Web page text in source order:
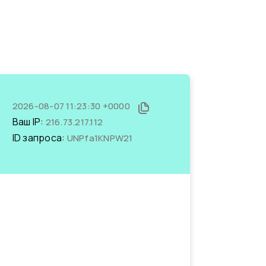
2026-08-07 11:23:30 +0000
Ваш IP: 216.73.217.112
ID запроса: UNPfa1KNPW21